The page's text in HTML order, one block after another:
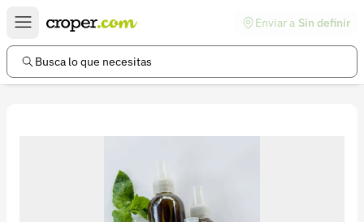
Enviar a Sin definir
Busca lo que necesitas
Enlaces de interés
Preguntas frecuentes
Términos y condiciones
Política de devoluciones